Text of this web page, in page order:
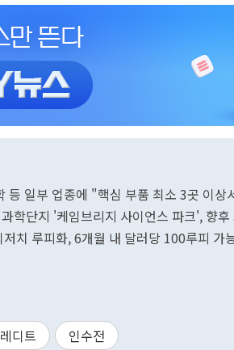
등 일부 업종에 "핵심 부품 최소 3곳 이상
학단지 '케임브리지 사이언스 파크', 향
치 루피화, 6개월 내 달러당 100루피 가
디트 인수전